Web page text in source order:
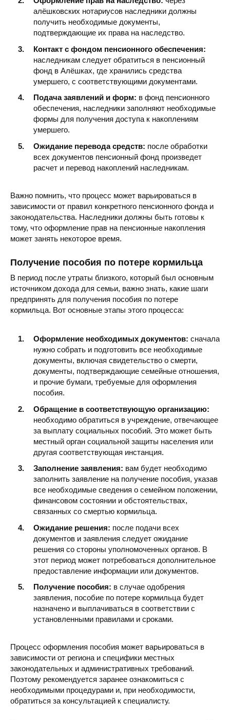
алёшковских нотариусов наследники должны
получить необходимые документы,
подтверждающие их права на наследство.
Контакт с фондом пенсионного обеспечения:
наследникам следует обратиться в пенсионный
фонд в Алёшках, где хранились средства
умершего, с соответствующими документами.
Подача заявлений и форм: в фонд пенсионного
обеспечения, наследники заполняют необходимые
формы для получения доступа к накоплениям
умершего.
Ожидание перевода средств: после обработки
всех документов пенсионный фонд произведет
расчет и перевод накоплений наследникам.
Важно помнить, что процесс может варьироваться в
зависимости от правил конкретного пенсионного фонда и
законодательства. Наследники должны быть готовы к
тому, что оформление прав на пенсионные накопления
может занять некоторое время.
Получение пособия по потере кормильца
В период после утраты близкого, который был основным
источником дохода для семьи, важно знать, какие шаги
предпринять для получения пособия по потере
кормильца. Вот основные этапы этого процесса:
Оформление необходимых документов: сначала
нужно собрать и подготовить все необходимые
документы, включая свидетельство о смерти,
документы, подтверждающие семейные отношения,
и прочие бумаги, требуемые для оформления
пособия.
Обращение в соответствующую организацию:
необходимо обратиться в учреждение, отвечающее
за выплату социальных пособий. Это может быть
местный орган социальной защиты населения или
другая соответствующая инстанция.
Заполнение заявления: вам будет необходимо
заполнить заявление на получение пособия, указав
все необходимые сведения о семейном положении,
финансовом состоянии и обстоятельствах,
связанных со смертью кормильца.
Ожидание решения: после подачи всех
документов и заявления следует ожидание
решения со стороны уполномоченных органов. В
этот период может потребоваться дополнительное
предоставление информации или документов.
Получение пособия: в случае одобрения
заявления, пособие по потере кормильца будет
назначено и выплачиваться в соответствии с
установленными правилами и сроками.
Процесс оформления пособия может варьироваться в
зависимости от региона и специфики местных
законодательных и административных требований.
Поэтому рекомендуется заранее ознакомиться с
необходимыми процедурами и, при необходимости,
обратиться за консультацией к специалисту.